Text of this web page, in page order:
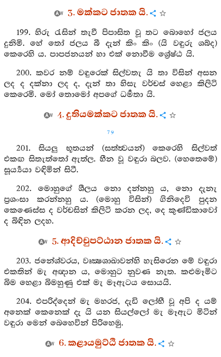
3. මක්කට ජාතක යි.
199. හිරු රැසින් තැවී පිපාසිත වූ තට බොහෝ ජලය
දුනිමි. හේ තෝ ජලය බී දැන් කිං කිං (යි වඳුරු ශබ්ද)
කෙරෙහි ය. පාපජනයන් හා එක් නොවීම ශ්‍රේෂ්ඨ යි.
200. කවර නම් වඳුරෙක් සිල්වතැ යි තා විසින් අසන
ලද ද දක්නා ලද ද, දැන් තා හිසැ වර්චස් හෙළා කිලිටි
කෙරෙමි. මෝ තොමෝ අපගේ ධර්‍මතා යි.
4. දුතියමක්කට ජාතක යි.
79
201. සියලු භූතයන් (සත්ත්‍වයන්) කෙරෙහි සිල්වත්
එකඟ සිතැත්තෝ ඇත්ල. හීන වූ වඳුරා බලව. (හෙතෙමේ)
සූර්‍ය්‍යයා වඳිමින් සිටී.
202. මොහුගේ ශීලය නො දන්නහු ය, නො දැනැ
ප්‍රශංසා කරන්නහු ය. (මොහු විසින්) ගිනිදෙවි පුදන
කෙණෙස්ස ද වර්චසින් කිලිටි කරන ලද, දෙ කුණ්ඩිකාවෝ
ද බිඳින ලදහ.
5. ආදිච්චුපට්ඨාන ජාතක යි.
203. ජනේශ්වරය, වෘක්‍ෂශාඛාවන්හි හැසිරෙන මේ වඳුරා
එකතින් මැ අඥාන ය, මොහුට නුවණ නැත. කළුමෑමිට
බිම හෙළා බිමහුණු එක් මැ මෑඇටය සොයයි.
204. එපරිද්දෙන් මැ මහරජ, දැඩි ලෝභී වූ අපි ද යම්
අනෙක් කෙනෙක් දැ යි යන සියල්ලෝ මැ මෑඇට මිටින්
වඳුරා මෙන් බෙහෙවින් පිරිහෙමු.
6. කළායමුට්ඨි ජාතක යි.